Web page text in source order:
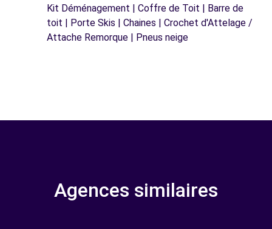
Kit Déménagement | Coffre de Toit | Barre de
toit | Porte Skis | Chaines | Crochet d'Attelage /
Attache Remorque | Pneus neige
Agences similaires